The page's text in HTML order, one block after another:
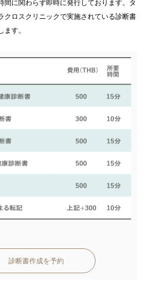
間に関わらず即時に発行しております。タ
クロスクリニックで実施されている診断書
す。
診断書作成を予約